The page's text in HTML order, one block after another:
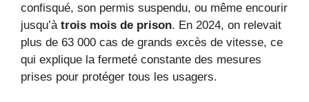
confisqué, son permis suspendu, ou même encourir
jusqu’à trois mois de prison. En 2024, on relevait
plus de 63 000 cas de grands excès de vitesse, ce
qui explique la fermeté constante des mesures
prises pour protéger tous les usagers.